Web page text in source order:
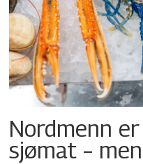
Nordmenn
sjømat –